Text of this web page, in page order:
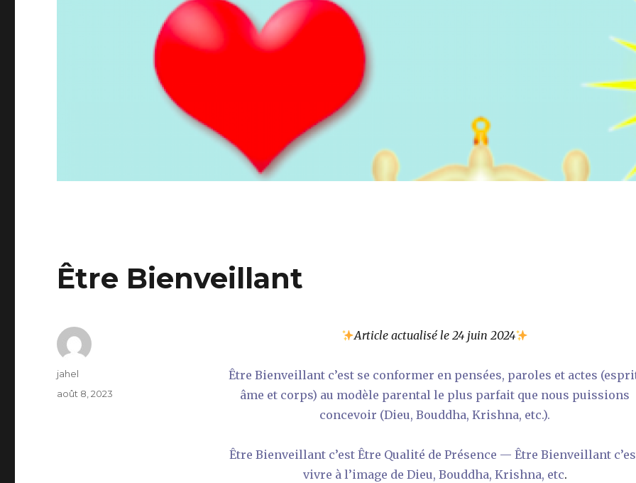
Être Bienveillant
Article actualisé le 24 juin 2024
Être Bienveillant c’est se conformer en pensées, paroles et actes
âme et corps) au modèle parental le plus parfait que nous puissions
concevoir (Dieu,Bouddha, Krishna, etc.).
Être Bienveillant c’est Être Qualité de Présence — Être Bienveillant
vivre à l’image de Dieu, Bouddha, Krishna, etc.
Auteur
jahel
Publié
août 8, 2023